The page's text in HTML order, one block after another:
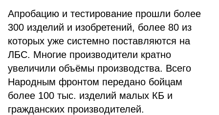
Апробацию и тестирование прошли более
300 изделий и изобретений, более 80 из
которых уже системно поставляются на
ЛБС. Многие производители кратно
увеличили объёмы производства. Всего
Народным фронтом передано бойцам
более 100 тыс. изделий малых КБ и
гражданских производителей.